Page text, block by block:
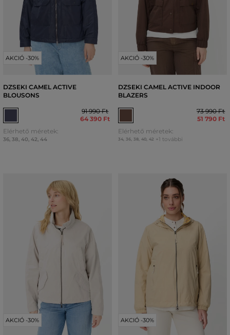
AKCIÓ -30%
DZSEKI CAMEL ACTIVE
BLOUSONS
91 990 Ft
64 390 Ft
Elérhető méretek:
36, 38, 40, 42, 44
AKCIÓ -30%
DZSEKI CAMEL ACTIVE INDOOR
BLAZERS
73 990 Ft
51 790 Ft
Elérhető méretek:
34, 36, 38, 40, 42 +1 további
AKCIÓ -30% AKCIÓ -30%